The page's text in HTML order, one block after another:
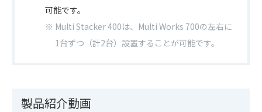
可能です。
※ Multi Stacker 400は、Multi Works 700の左右に
1台ずつ（計2台）設置することが可能です。
製品紹介動画